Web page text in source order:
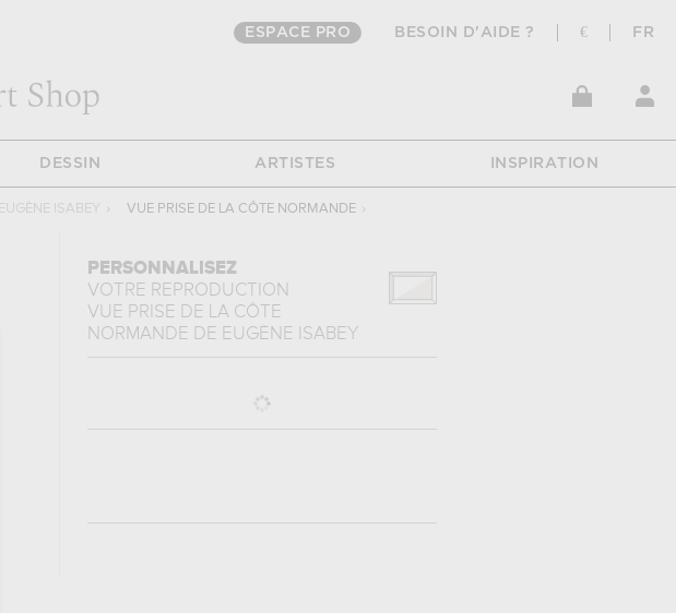
ESPACE PRO BESOIN D'AIDE ? € FR
DESSIN ARTISTES INSPIRATION
EUGÈNE ISABEY › VUE PRISE DE LA CÔTE NORMANDE ›
PERSONNALISEZ
VOTRE REPRODUCTION
VUE PRISE DE LA CÔTE
NORMANDE DE EUGÈNE ISABEY